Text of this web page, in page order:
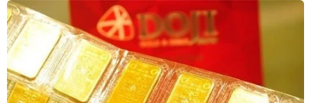
vượt eo biển Manche
10/08/2026 14:23
900 triệu người trên thế giới hứng